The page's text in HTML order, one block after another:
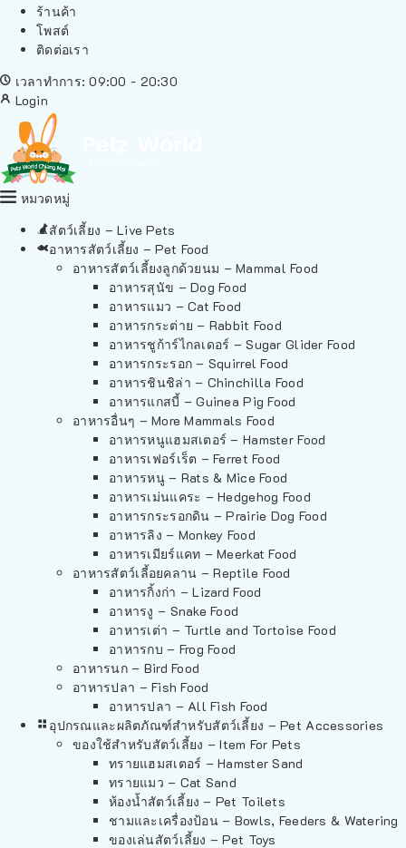
ร้านค้า
โพสต์
ติดต่อเรา
เวลาทำการ: 09:00 - 20:30
Login
หมวดหมู่
สัตว์เลี้ยง – Live Pets
อาหารสัตว์เลี้ยง – Pet Food
อาหารสัตว์เลี้ยงลูกด้วยนม – Mammal Food
อาหารสุนัข – Dog Food
อาหารแมว – Cat Food
อาหารกระต่าย – Rabbit Food
อาหารชูก้าร์ไกลเดอร์ – Sugar Glider Food
อาหารกระรอก – Squirrel Food
อาหารชินชิล่า – Chinchilla Food
อาหารแกสบี้ – Guinea Pig Food
อาหารอื่นๆ – More Mammals Food
อาหารหนูแฮมสเตอร์ – Hamster Food
อาหารเฟอร์เร็ต – Ferret Food
อาหารหนู – Rats & Mice Food
อาหารเม่นแคระ – Hedgehog Food
อาหารกระรอกดิน – Prairie Dog Food
อาหารลิง – Monkey Food
อาหารเมียร์แคท – Meerkat Food
อาหารสัตว์เลี้อยคลาน – Reptile Food
อาหารกิ้งก่า – Lizard Food
อาหารงู – Snake Food
อาหารเต่า – Turtle and Tortoise Food
อาหารกบ – Frog Food
อาหารนก – Bird Food
อาหารปลา – Fish Food
อาหารปลา – All Fish Food
อุปกรณและผลิตภัณฑ์สำหรับสัตว์เลี้ยง – Pet Accessories
ของใช้สำหรับสัตว์เลี้ยง – Item For Pets
ทรายแฮมสเตอร์ – Hamster Sand
ทรายแมว – Cat Sand
ห้องน้ำสัตว์เลี้ยง – Pet Toilets
ชามและเครื่องป้อน – Bowls, Feeders & Watering
ของเล่นสัตว์เลี้ยง – Pet Toys